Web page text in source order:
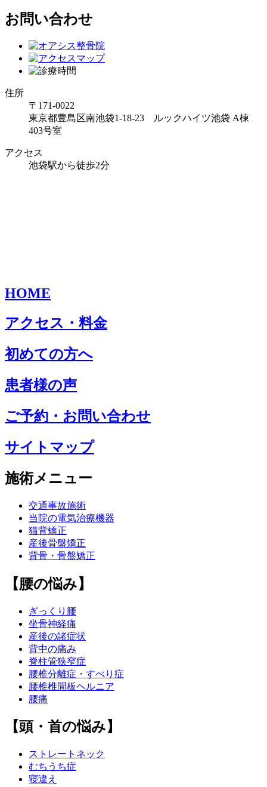
お問い合わせ
住所
〒171-0022
東京都豊島区南池袋1-18-23 ルックハイツ池袋 A棟
403号室
アクセス
池袋駅から徒歩2分
HOME
アクセス・料金
初めての方へ
患者様の声
ご予約・お問い合わせ
サイトマップ
施術メニュー
交通事故施術
当院の電気治療機器
猫背矯正
産後骨盤矯正
背骨・骨盤矯正
【腰の悩み】
ぎっくり腰
坐骨神経痛
産後の諸症状
背中の痛み
脊柱管狭窄症
腰椎分離症・すべり症
腰椎椎間板ヘルニア
腰痛
【頭・首の悩み】
ストレートネック
むちうち症
寝違え